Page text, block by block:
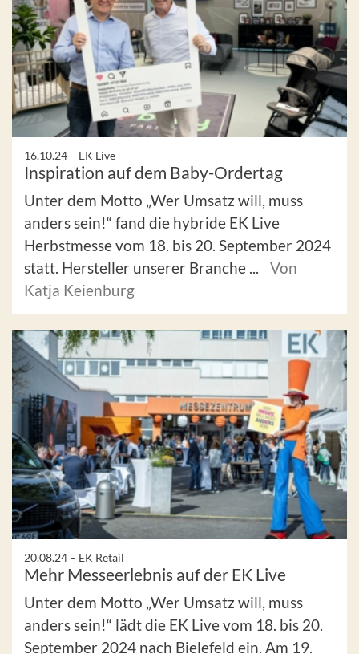
16.10.24 – EK Live
Inspiration auf dem Baby-Ordertag
Unter dem Motto „Wer Umsatz will, muss
anders sein!“ fand die hybride EK Live
Herbstmesse vom 18. bis 20. September 2024
statt. Hersteller unserer Branche ...
Von
Katja Keienburg
20.08.24 – EK Retail
Mehr Messeerlebnis auf der EK Live
Unter dem Motto „Wer Umsatz will, muss
anders sein!“ lädt die EK Live vom 18. bis 20.
September 2024 nach Bielefeld ein. Am 19.